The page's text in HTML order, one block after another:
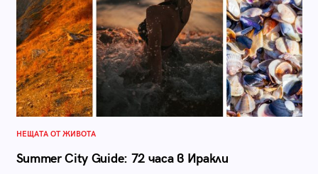
НЕЩАТА ОТ ЖИВОТА
Summer City Guide: 72 часа в Иракли